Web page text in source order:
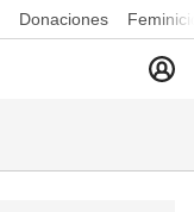
Donaciones